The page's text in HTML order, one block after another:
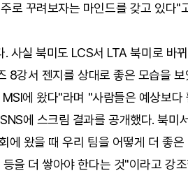
로 꾸려보자는 마인드를 갖고 있다"
사실 북미도 LCS서 LTA 북미로 바뀌
8강서 젠지를 상대로 좋은 모습을 보
에 왔다"라며 "사람들은 예상보다
에 스크림 결과를 공개했다. 북미
에 왔을 때 우리 팀을 어떻게 더 좋은
을 더 쌓아야 한다는 것"이라고 강